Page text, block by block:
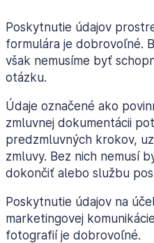
Poskytnutie údajov
formulára je dobrovoľné.
však nemusíme byť
otázku.
Údaje označené ako
zmluvnej dokumentácii
predzmluvných krokov,
zmluvy. Bez nich nemusí
dokončiť alebo službu
Poskytnutie údajov na
marketingovej
fotografií je dobrovoľné.